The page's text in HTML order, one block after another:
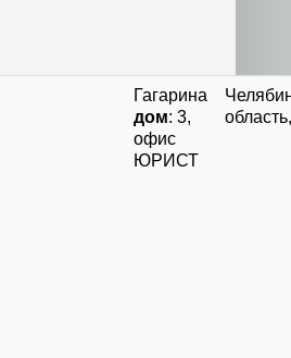
Гагарина
дом: 3,
офис
ЮРИСТ